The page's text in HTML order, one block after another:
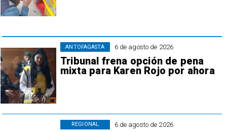
6 de agosto de 2026
Tribunal frena opción de pena
mixta para Karen Rojo por ahora
ANTOFAGASTA
6 de agosto de 2026
REGIONAL